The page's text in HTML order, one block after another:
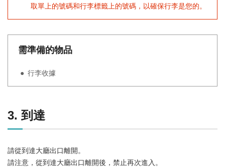
取單上的號碼和行李標籤上的號碼，以確保行李是您的。
需準備的物品
行李收據
3. 到達
請從到達大廳出口離開。
請注意，從到達大廳出口離開後，禁止再次進入。